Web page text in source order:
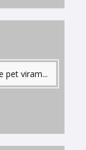
pet viram...